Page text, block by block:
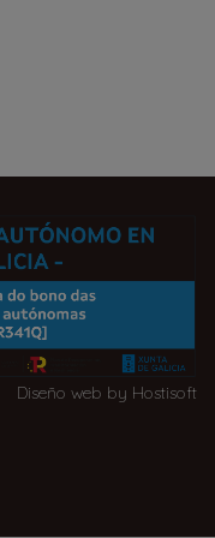
Diseño web by Hostisoft